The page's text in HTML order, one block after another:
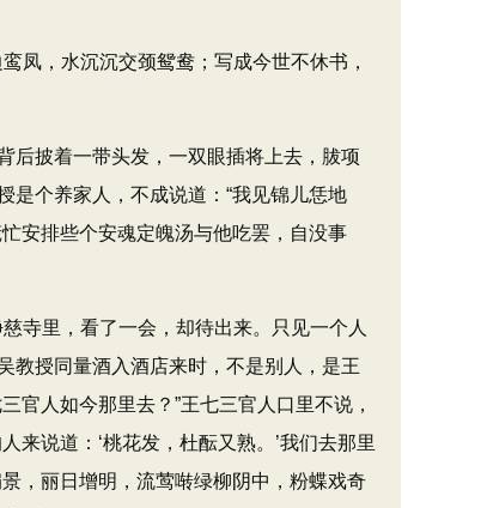
，水沉沉交颈鸳鸯；写成今世不休书，
披着一带头发，一双眼插将上去，胈项
是个养家人，不成说道：​“我见锦儿恁地
安排些个安魂定魄汤与他吃罢，自没事
寺里，看了一会，却待出来。只见一个人
教授同量酒入酒店来时，不是别人，是王
官人如今那里去？​”王七三官人口里不说，
来说道：‘桃花发，杜酝又熟。’我们去那里
，丽日增明，流莺啭绿柳阴中，粉蝶戏奇